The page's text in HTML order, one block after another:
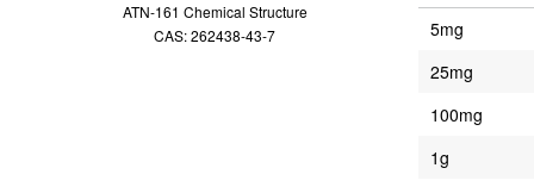
ATN-161 Chemical Structure
CAS: 262438-43-7
5mg
25mg
100mg
1g